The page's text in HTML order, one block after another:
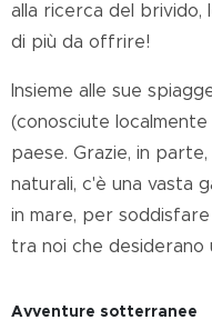
alla ricerca del brivido,
di più da offrire!
Insieme alle sue
(conosciute
paese. Grazie, in
naturali, c'è una vasta
in mare, per
tra noi che desiderano
Avventure sotterranee